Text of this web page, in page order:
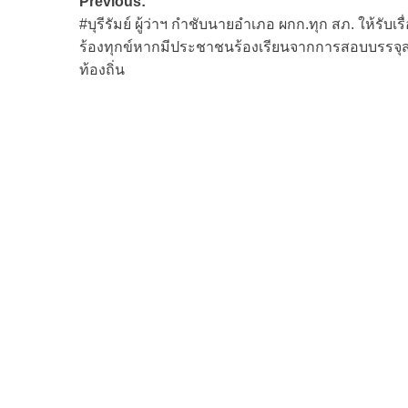
navigation
#บุรีรัมย์ ผู้ว่าฯ กำชับนายอำเภอ ผกก.ทุก สภ. ให้รับเรื่
ร้องทุกข์หากมีประชาชนร้องเรียนจากการสอบบรรจุ
ท้องถิ่น